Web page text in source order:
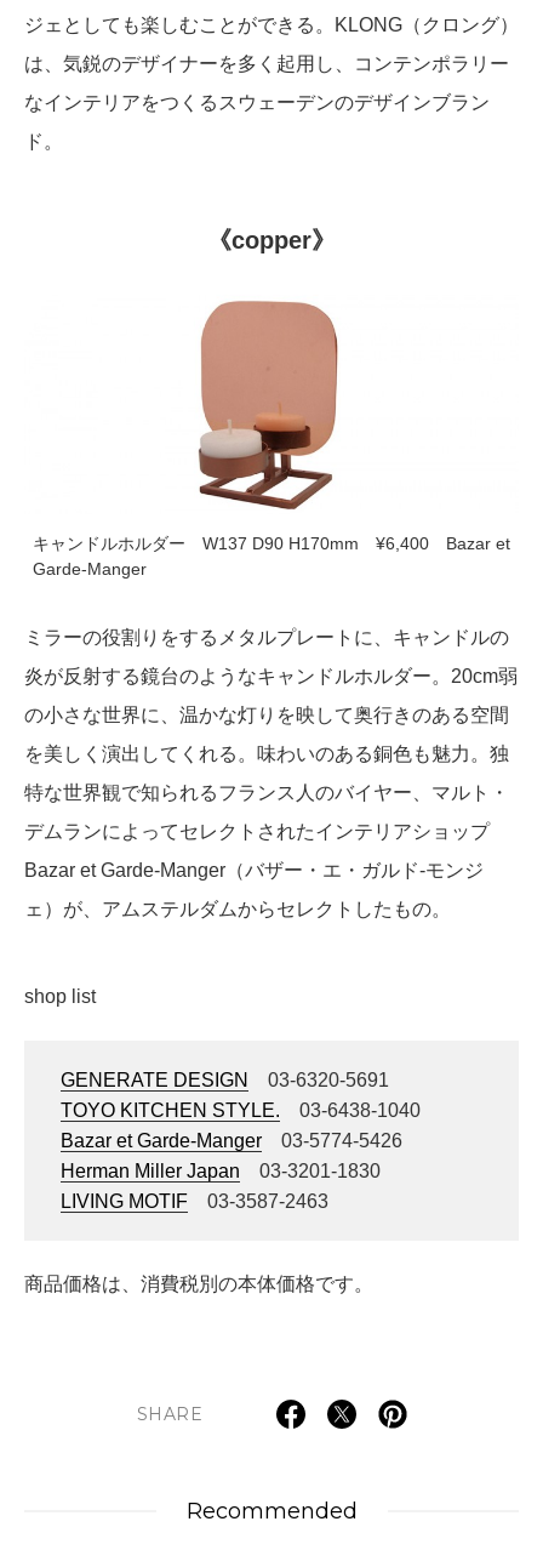
ジェとしても楽しむことができる。KLONG（クロング）
は、気鋭のデザイナーを多く起用し、コンテンポラリー
なインテリアをつくるスウェーデンのデザインブラン
ド。
《copper》
キャンドルホルダー W137 D90 H170mm ¥6,400 Bazar et
Garde-Manger
ミラーの役割りをするメタルプレートに、キャンドルの
炎が反射する鏡台のようなキャンドルホルダー。20cm弱
の小さな世界に、温かな灯りを映して奥行きのある空間
を美しく演出してくれる。味わいのある銅色も魅力。独
特な世界観で知られるフランス人のバイヤー、マルト・
デムランによってセレクトされたインテリアショップ
Bazar et Garde-Manger（バザー・エ・ガルド‐モンジ
ェ）が、アムステルダムからセレクトしたもの。
shop list
GENERATE DESIGN
03-6320-5691
TOYO KITCHEN STYLE. 03-6438-1040
Bazar et Garde-Manger 03-5774-5426
Herman Miller Japan 03-3201-1830
LIVING MOTIF 03-3587-2463
商品価格は、消費税別の本体価格です。
SHARE
Recommended